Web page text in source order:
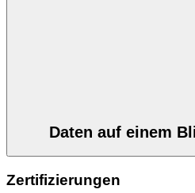
Daten auf einem
Zertifizierungen